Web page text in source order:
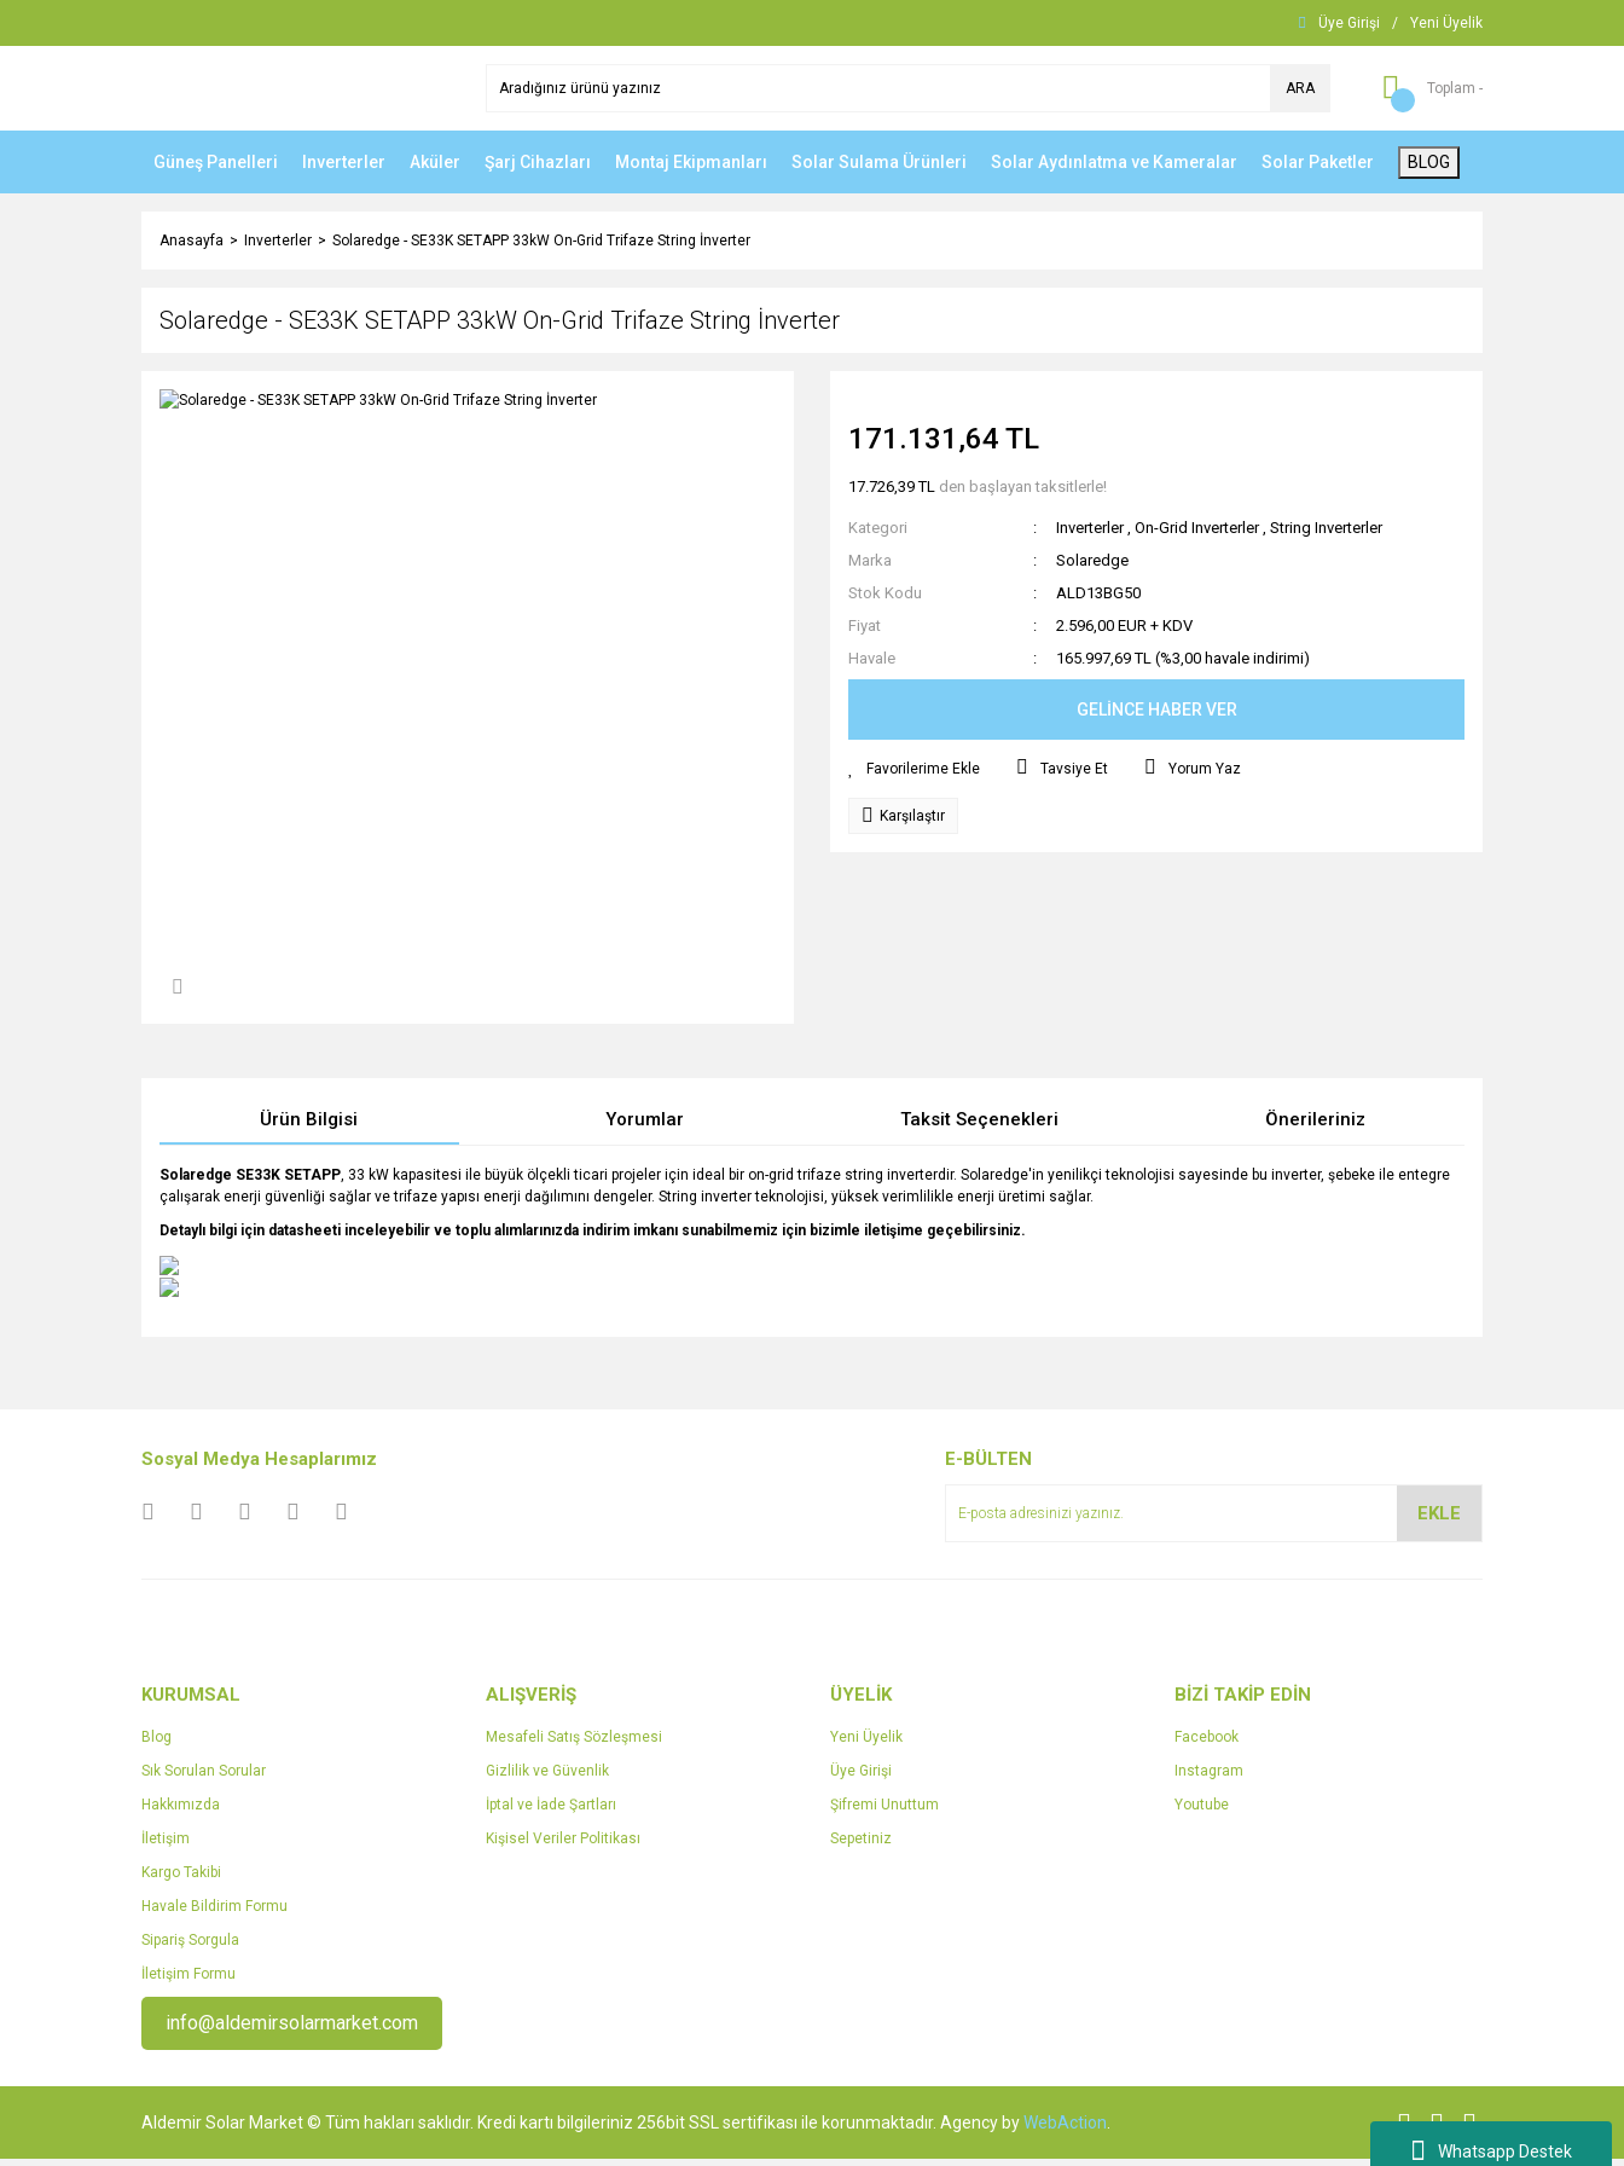
Whatsapp Destek
Üye Girişi / Yeni Üyelik
ARA Toplam -
Güneş Panelleri Inverterler Aküler Şarj Cihazları Montaj Ekipmanları Solar Sulama Ürünleri Solar Aydınlatma ve Kameralar Solar Paketler BLOG
Anasayfa Inverterler Solaredge - SE33K SETAPP 33kW On-Grid Trifaze String İnverter
Solaredge - SE33K SETAPP 33kW On-Grid Trifaze String İnverter
171.131,64 TL
17.726,39 TL den başlayan taksitlerle!
Kategori Inverterler , On-Grid Inverterler , String Inverterler
Marka
Solaredge
Stok Kodu
ALD13BG50
Fiyat
2.596,00 EUR + KDV
Havale
165.997,69 TL (%3,00 havale indirimi)
GELİNCE HABER VER
Tavsiye Et Yorum Yaz
Karşılaştır
Ürün Bilgisi Yorumlar Taksit Seçenekleri Önerileriniz
Solaredge SE33K SETAPP, 33 kW kapasitesi ile büyük ölçekli ticari projeler için ideal bir on-grid trifaze string inverterdir. Solaredge'in yenilikçi teknolojisi sayesinde bu inverter, şebeke ile entegre
çalışarak enerji güvenliği sağlar ve trifaze yapısı enerji dağılımını dengeler. String inverter teknolojisi, yüksek verimlilikle enerji üretimi sağlar.
Detaylı bilgi için datasheeti inceleyebilir ve toplu alımlarınızda indirim imkanı sunabilmemiz için bizimle iletişime geçebilirsiniz.
Ürün açıklamasında eksik bilgiler bulunuyor.
Sosyal Medya Hesaplarımız E-BÜLTEN
EKLE
KURUMSAL
Blog
Sık Sorulan Sorular
Hakkımızda
İletişim
Kargo Takibi
Havale Bildirim Formu
Sipariş Sorgula
İletişim Formu
ALIŞVERİŞ
Mesafeli Satış Sözleşmesi
Gizlilik ve Güvenlik
İptal ve İade Şartları
Kişisel Veriler Politikası
ÜYELİK
Yeni Üyelik
Üye Girişi
Şifremi Unuttum
Sepetiniz
BİZİ TAKİP EDİN
Facebook
Instagram
Youtube
info@aldemirsolarmarket.com
Aldemir Solar Market © Tüm hakları saklıdır. Kredi kartı bilgileriniz 256bit SSL sertifikası ile korunmaktadır. Agency byWebAction